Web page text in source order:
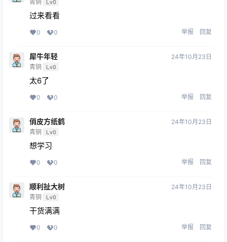
青铜 Lv0
过来看看
0 0 举报 回复
犀牛年轻
青铜 Lv0
24年10月23日
太6了
0 0 举报 回复
俏皮方纸鹤
青铜 Lv0
24年10月23日
想学习
0 0 举报 回复
顺利扯大树
青铜 Lv0
24年10月23日
干货满满
0 0 举报 回复